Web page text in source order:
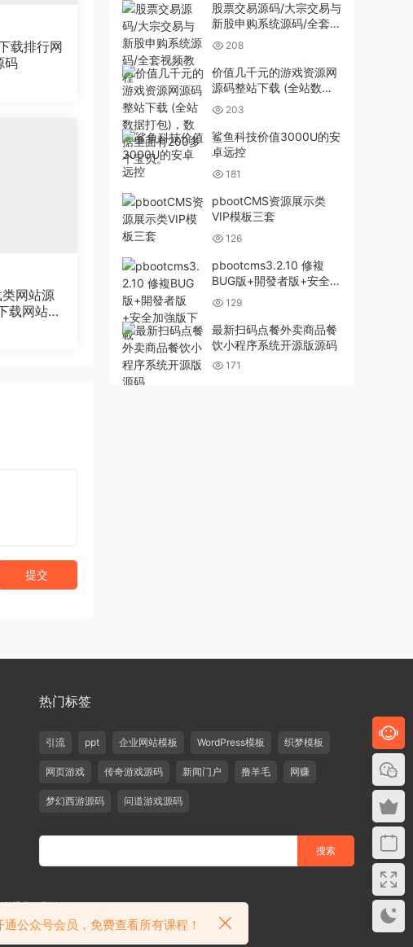
载排行网
码
网站源
载网站织
提交
股票交易源码/大宗交易与
新股申购系统源码/全套视
频教程
208
价值几千元的游戏资源网
源码整站下载 (全站数据
打包)，数据里面有200多
个宝贝。
203
鲨鱼科技价值3000U的安
卓远控
181
pbootCMS资源展示类
VIP模板三套
126
pbootcms3.2.10 修複
BUG版+開發者版+安全加
強版下載
129
最新扫码点餐外卖商品餐
饮小程序系统开源版源码
171
热门标签
引流 ppt 企业网站模板 WordPress模板 织梦模板
网页游戏 传奇游戏源码 新闻门户 撸羊毛 网赚
梦幻西游源码 问道游戏源码
系我们删除！
条款
公众号会员，免费查看所有课程！